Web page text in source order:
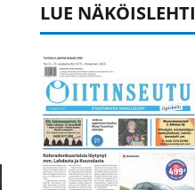
LUE NÄKÖISLEHTI